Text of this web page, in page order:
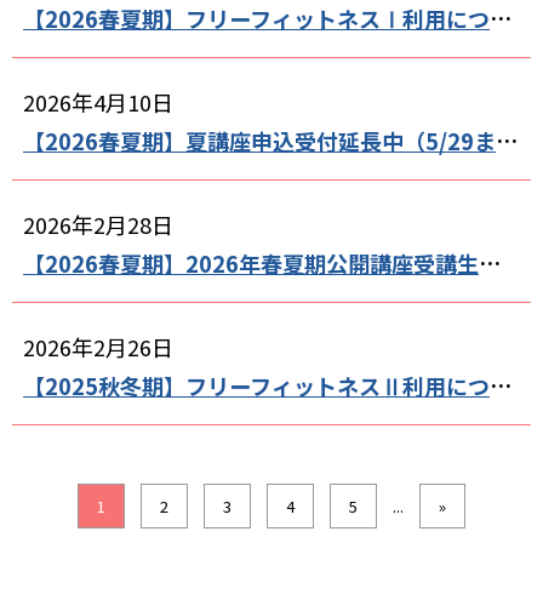
【2026春夏期】フリーフィットネスⅠ利用について（5月、6月）
2026年4月10日
【2026春夏期】夏講座申込受付延長中（5/29まで）
2026年2月28日
【2026春夏期】2026年春夏期公開講座受講生募集を開始しました
2026年2月26日
【2025秋冬期】フリーフィットネスⅡ利用について（2月、3月）
1 2 3 4 5 ... »